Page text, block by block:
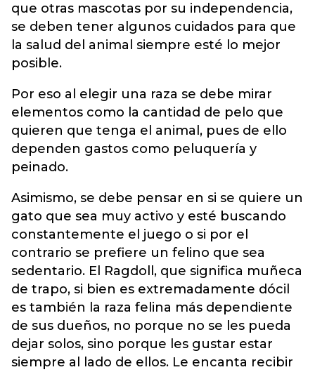
que otras mascotas por su independencia,
se deben tener algunos cuidados para que
la salud del animal siempre esté lo mejor
posible.
Por eso al elegir una raza se debe mirar
elementos como la cantidad de pelo que
quieren que tenga el animal, pues de ello
dependen gastos como peluquería y
peinado.
Asimismo, se debe pensar en si se quiere un
gato que sea muy activo y esté buscando
constantemente el juego o si por el
contrario se prefiere un felino que sea
sedentario. El Ragdoll, que significa muñeca
de trapo, si bien es extremadamente dócil
es también la raza felina más dependiente
de sus dueños, no porque no se les pueda
dejar solos, sino porque les gustar estar
siempre al lado de ellos. Le encanta recibir